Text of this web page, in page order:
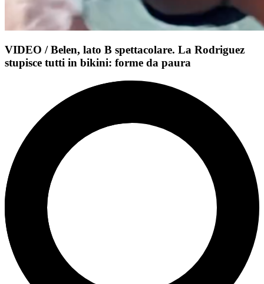
VIDEO / Belen, lato B spettacolare. La Rodriguez
stupisce tutti in bikini: forme da paura